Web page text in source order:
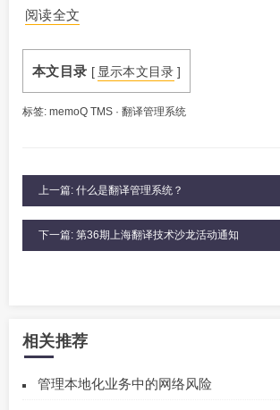
阅读全文
本文目录 [ 显示本文目录 ]
标签: memoQ TMS · 翻译管理系统
上一篇: 什么是翻译管理系统？
下一篇: 第36期上海翻译技术沙龙活动通知
相关推荐
管理本地化业务中的网络风险